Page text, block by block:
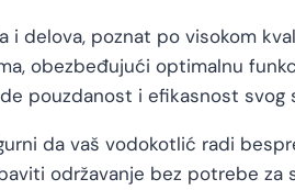
delova, poznat po visokom
obezbeđujući optimalnu
pouzdanost i efikasnost svog
da vaš vodokotlić radi
održavanje bez potrebe